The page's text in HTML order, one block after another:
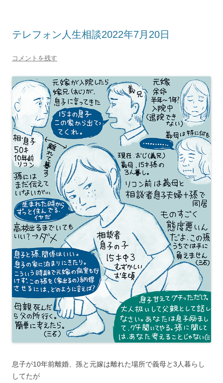
テレフォン人生相談2022年7月20日
コメントを残す
息子が10年前離婚、孫と元嫁は離れた場所で義母と3人暮らし
してたが